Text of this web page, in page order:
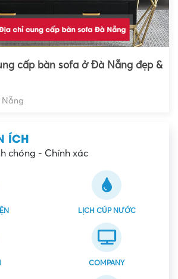
cấp bàn sofa ở Đà Nẵng đẹp &
ÍCH
chóng - Chính xác
LỊCH CÚP NƯỚC
COMPANY